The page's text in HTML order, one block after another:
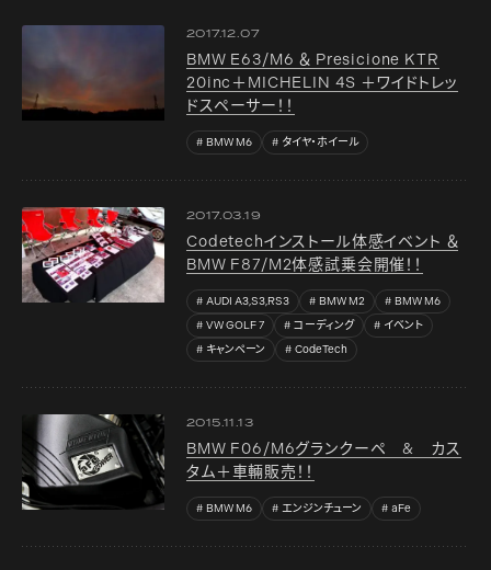
2017.12.07
BMW E63/M6 ＆ Presicione KTR
20inc＋MICHELIN 4S ＋ワイドトレッ
ドスペーサー！！
BMW M6 タイヤ・ホイール
2017.03.19
Codetechインストール体感イベント ＆
BMW F87/M2体感試乗会開催！！
AUDI A3,S3,RS3 BMW M2
BMW M6
VW GOLF 7
コーディング
イベント
キャンペーン
CodeTech
2015.11.13
BMW F06/M6グランクーペ & カス
タム＋車輛販売！！
BMW M6 エンジンチューン aFe